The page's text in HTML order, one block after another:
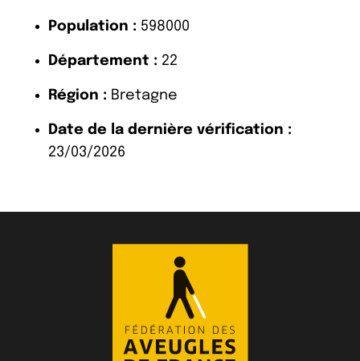
Population : 598000
Département : 22
Région : Bretagne
Date de la dernière vérification :
23/03/2026